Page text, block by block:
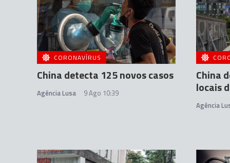
CORONAVÍRUS
China detecta 125 novos casos
Agência Lusa 9 Ago 10:39
China
locais
Agência